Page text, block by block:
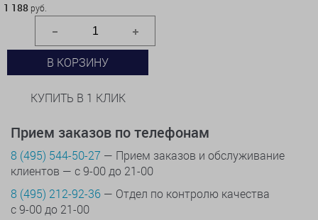
1 188 руб.
В КОРЗИНУ
КУПИТЬ В 1 КЛИК
Прием заказов по телефонам
8 (495) 544-50-27 — Прием заказов и обслуживание
клиентов — с 9-00 до 21-00
8 (495) 212-92-36 — Отдел по контролю качества
с 9-00 до 21-00